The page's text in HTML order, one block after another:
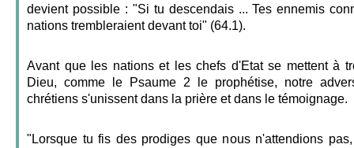
devient possible : "Si tu descendais ... Tes ennemis
nations trembleraient devant toi" (64.1).
Avant que les nations et les chefs d'Etat se mettent à
Dieu, comme le Psaume 2 le prophétise, notre
chrétiens s'unissent dans la prière et dans le témoignage.
"Lorsque tu fis des prodiges que nous n'attendions